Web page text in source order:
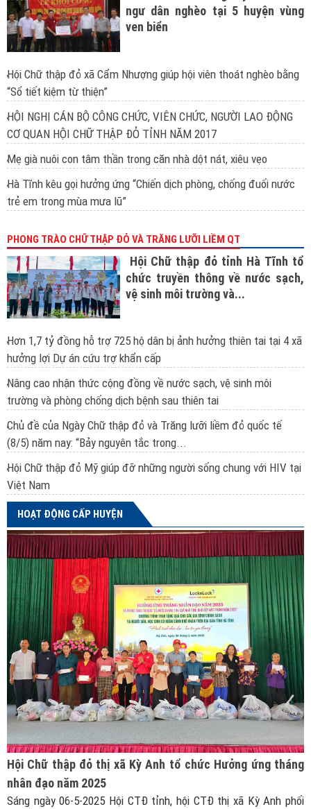
ngư dân nghèo tại 5 huyện vùng
ven biển
Hội Chữ thập đỏ xã Cẩm Nhượng giúp hội viên thoát nghèo bằng
“Sổ tiết kiệm từ thiện”
HỘI NGHỊ CÁN BỘ CÔNG CHỨC, VIÊN CHỨC, NGƯỜI LAO ĐỘNG
CƠ QUAN HỘI CHỮ THẬP ĐỎ TỈNH NĂM 2017
Mẹ già nuôi con tâm thần trong căn nhà dột nát, xiêu vẹo
Hà Tĩnh kêu gọi hưởng ứng “Chiến dịch phòng, chống đuối nước
trẻ em trong mùa mưa lũ”
PHONG TRÀO CHỮ THẬP ĐỎ VÀ TRĂNG LƯỠI LIỀM QT
Hội Chữ thập đỏ tỉnh Hà Tĩnh tổ
chức truyền thông về nước sạch,
vệ sinh môi trường và...
Hơn 1,7 tỷ đồng hỗ trợ 725 hộ dân bị ảnh hưởng thiên tai tại 4 xã
hưởng lợi Dự án cứu trợ khẩn cấp
Nâng cao nhận thức cộng đồng về nước sạch, vệ sinh môi
trường và phòng chống dịch bệnh sau thiên tai
Chủ đề của Ngày Chữ thập đỏ và Trăng lưỡi liềm đỏ quốc tế
(8/5) năm nay: “Bảy nguyên tắc trong...
Hội Chữ thập đỏ Mỹ giúp đỡ những người sống chung với HIV tại
Việt Nam
HOẠT ĐỘNG CẤP HUYỆN
Hội Chữ thập đỏ thị xã Kỳ Anh tổ chức Hưởng ứng tháng
nhân đạo năm 2025
Sáng ngày 06-5-2025 Hội CTĐ tỉnh, hội CTĐ thị xã Kỳ Anh phối